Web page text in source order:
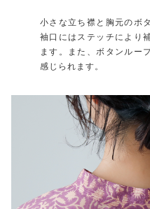
小さな立ち襟と胸元のボ
袖口にはステッチにより
ます。また、ボタンルー
感じられます。